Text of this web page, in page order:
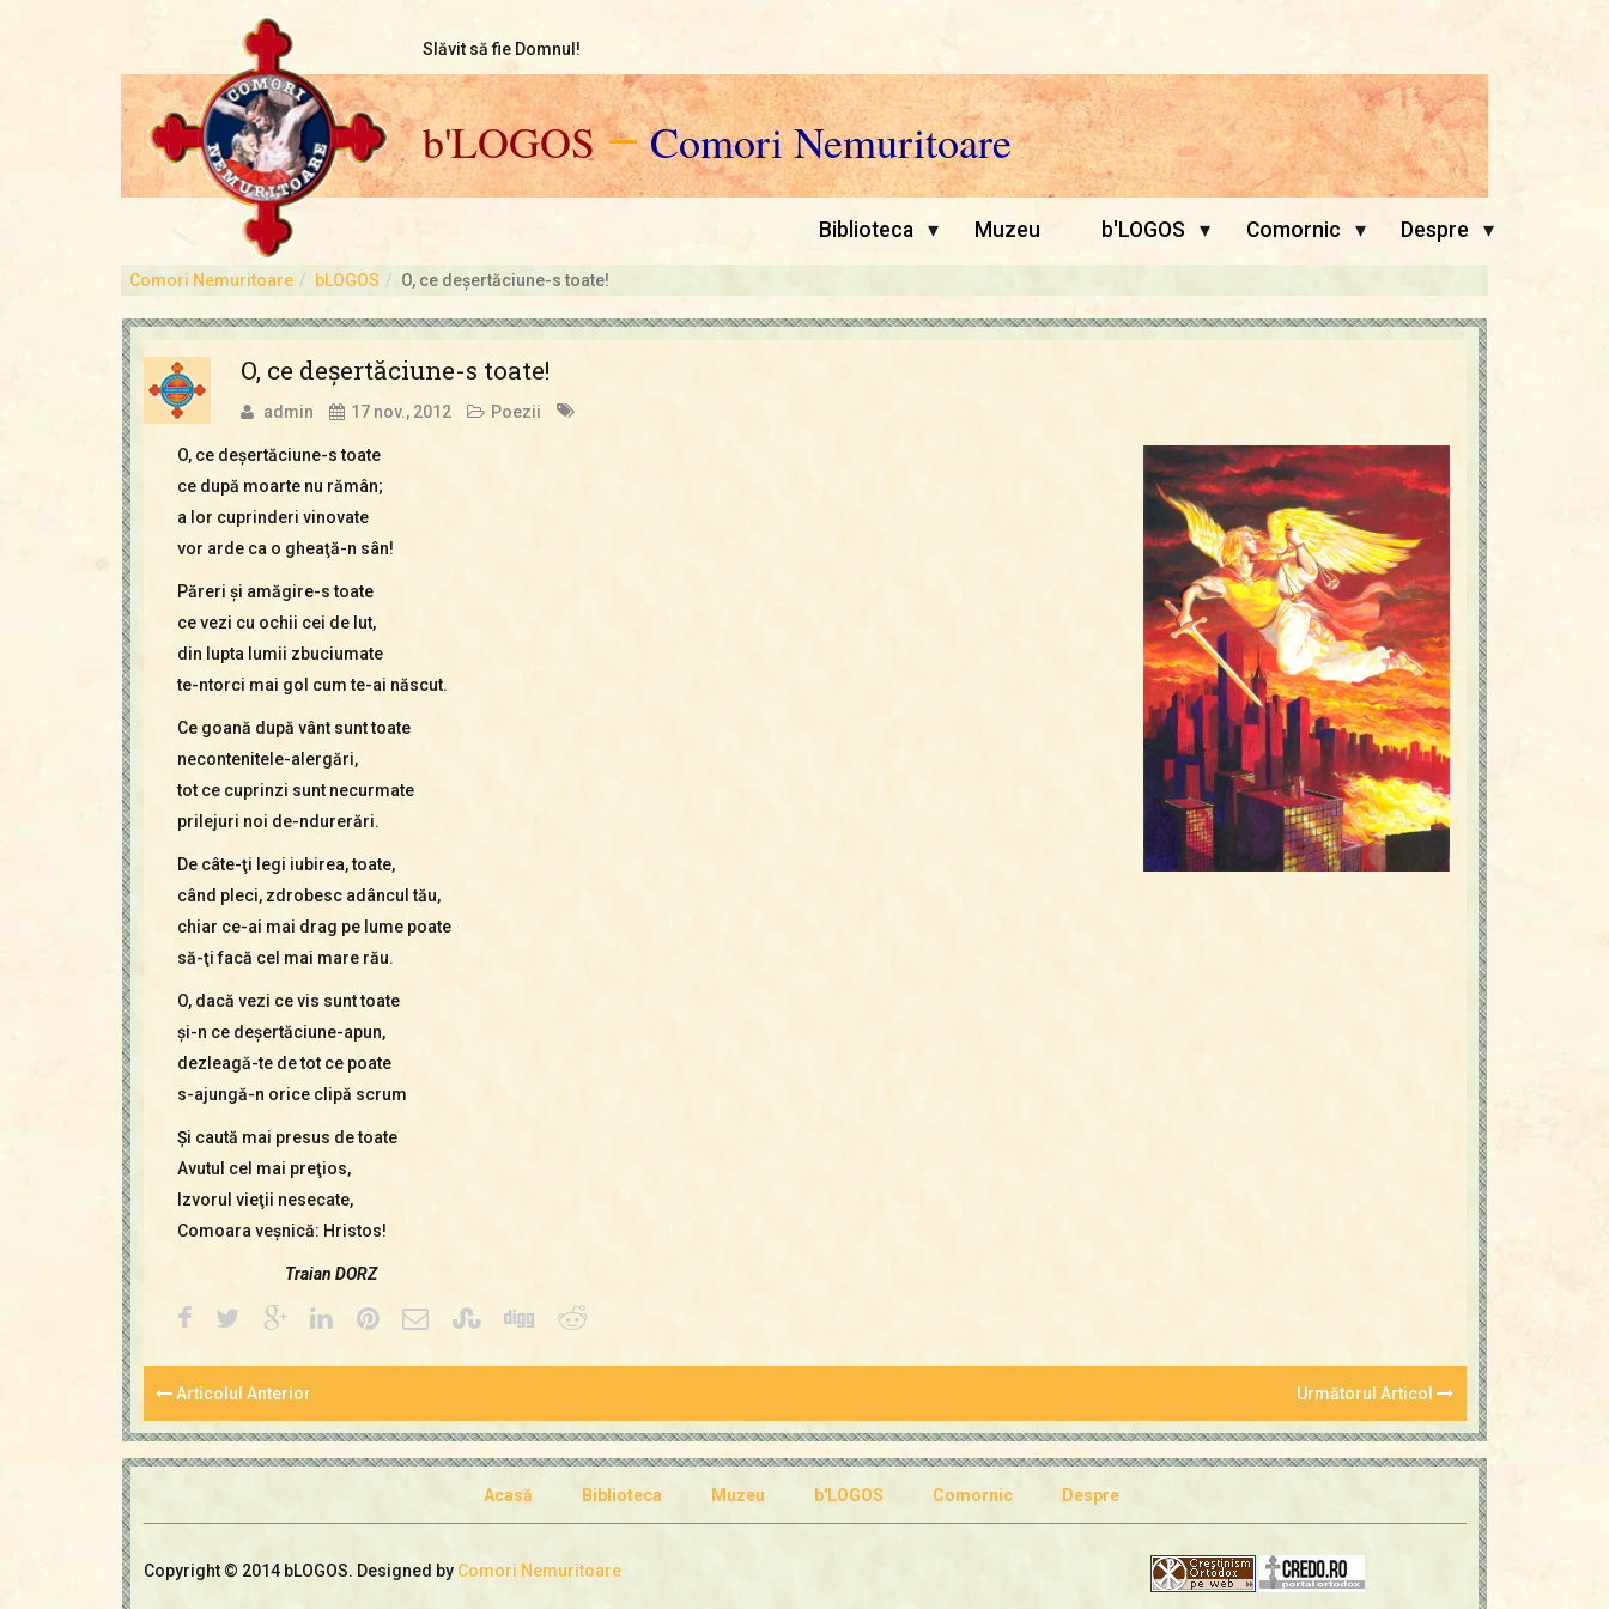
Slăvit să fie Domnul!
b'LOGOS—Comori Nemuritoare
Biblioteca ▾ Muzeu b'LOGOS ▾ Comornic ▾ Despre ▾
Comori Nemuritoare bLOGOS O, ce deşertăciune-s toate!
O, ce deşertăciune-s toate!
admin 17 nov., 2012 Poezii
O, ce deşertăciune-s toate
ce după moarte nu rămân;
a lor cuprinderi vinovate
vor arde ca o gheaţă-n sân!
Păreri şi amăgire-s toate
ce vezi cu ochii cei de lut,
din lupta lumii zbuciumate
te-ntorci mai gol cum te-ai născut.
Ce goană după vânt sunt toate
necontenitele-alergări,
tot ce cuprinzi sunt necurmate
prilejuri noi de-ndurerări.
De câte-ţi legi iubirea, toate,
când pleci, zdrobesc adâncul tău,
chiar ce-ai mai drag pe lume poate
să-ţi facă cel mai mare rău.
O, dacă vezi ce vis sunt toate
şi-n ce deşertăciune-apun,
dezleagă-te de tot ce poate
s-ajungă-n orice clipă scrum
Şi caută mai presus de toate
Avutul cel mai preţios,
Izvorul vieţii nesecate,
Comoara veşnică: Hristos!
Traian DORZ
Articolul Anterior Următorul Articol
Acasă Biblioteca Muzeu b'LOGOS Comornic Despre
Copyright © 2014 bLOGOS. Designed by Comori Nemuritoare